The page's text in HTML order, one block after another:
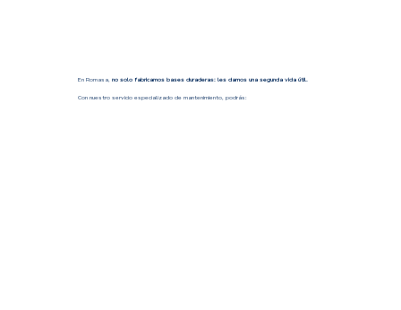
En Romasa, no solo fabricamos bases duraderas: les damos una segunda vida útil.
Con nuestro servicio especializado de mantenimiento, podrás: